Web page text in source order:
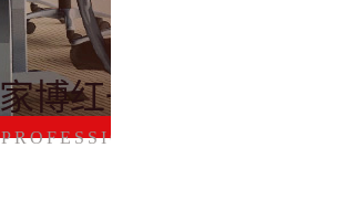
家博红一中国红
PROFESSIONAL TEAM